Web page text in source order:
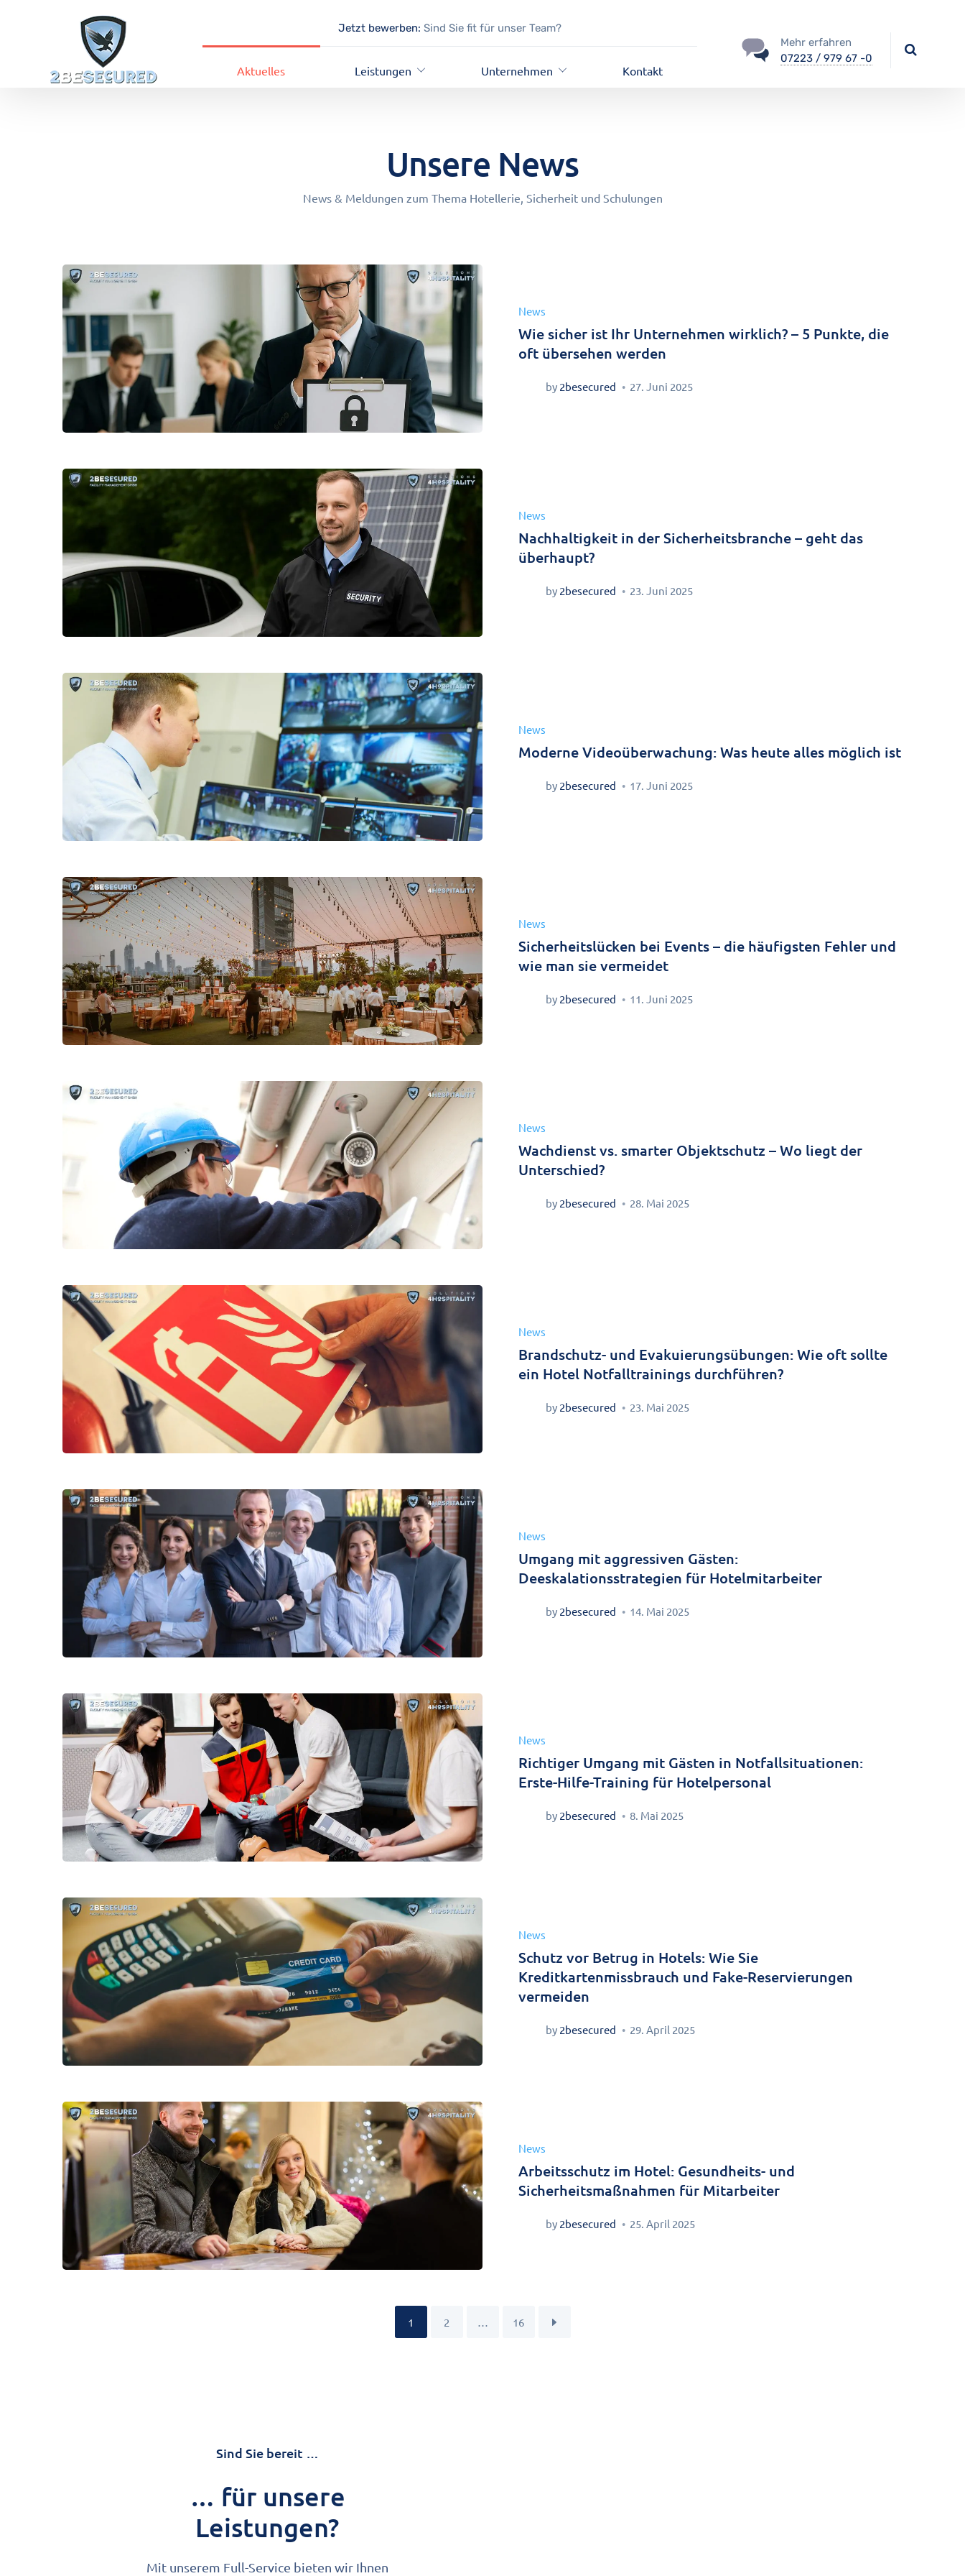
Jetzt bewerben: Sind Sie fit für unser Team?
Aktuelles Leistungen Unternehmen Kontakt
Mehr erfahren
07223 / 979 67 -0
Unsere News
News & Meldungen zum Thema Hotellerie, Sicherheit und Schulungen
News
Wie sicher ist Ihr Unternehmen wirklich? – 5 Punkte, die
oft übersehen werden
by 2besecured 27. Juni 2025
News
Nachhaltigkeit in der Sicherheitsbranche – geht das
überhaupt?
by 2besecured 23. Juni 2025
News
Moderne Videoüberwachung: Was heute alles möglich ist
by 2besecured 17. Juni 2025
News
Sicherheitslücken bei Events – die häufigsten Fehler und
wie man sie vermeidet
by 2besecured 11. Juni 2025
News
Wachdienst vs. smarter Objektschutz – Wo liegt der
Unterschied?
by 2besecured 28. Mai 2025
News
Brandschutz- und Evakuierungsübungen: Wie oft sollte
ein Hotel Notfalltrainings durchführen?
by 2besecured 23. Mai 2025
News
Umgang mit aggressiven Gästen:
Deeskalationsstrategien für Hotelmitarbeiter
by 2besecured 14. Mai 2025
News
Richtiger Umgang mit Gästen in Notfallsituationen:
Erste-Hilfe-Training für Hotelpersonal
by 2besecured 8. Mai 2025
News
Schutz vor Betrug in Hotels: Wie Sie
Kreditkartenmissbrauch und Fake-Reservierungen
vermeiden
by 2besecured 29. April 2025
News
Arbeitsschutz im Hotel: Gesundheits- und
Sicherheitsmaßnahmen für Mitarbeiter
by 2besecured 25. April 2025
1 2 … 16
Sind Sie bereit …
… für unsere
Leistungen?
Mit unserem Full-Service bieten wir Ihnen